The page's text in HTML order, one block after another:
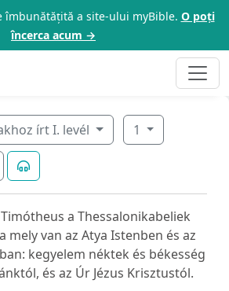
îmbunătățită a site-ului myBible. O poți
încerca acum →
írt I. levél 1
a Thessalonikabeliek
mely van az Atya Istenben és az
kegyelem néktek és békesség
és az Úr Jézus Krisztustól.